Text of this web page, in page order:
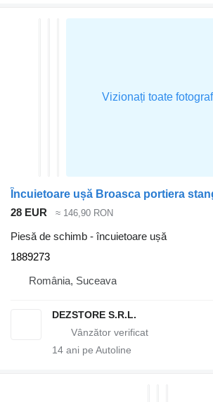
28 EUR ≈ 146,90 RON
Piesă de schimb - încuietoare ușă
1889273
România, Suceava
DEZSTORE S.R.L.
14 ani pe Autoline